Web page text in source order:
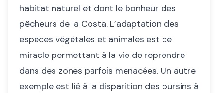
habitat naturel et dont le bonheur des
pêcheurs de la Costa. L’adaptation des
espèces végétales et animales est ce
miracle permettant à la vie de reprendre
dans des zones parfois menacées. Un autre
exemple est lié à la disparition des oursins à